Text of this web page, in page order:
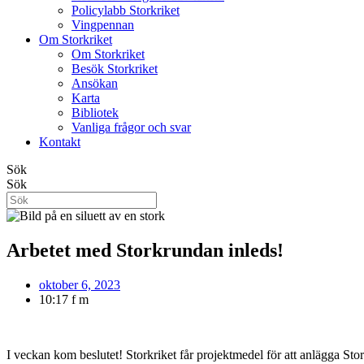
Policylabb Storkriket
Vingpennan
Om Storkriket
Om Storkriket
Besök Storkriket
Ansökan
Karta
Bibliotek
Vanliga frågor och svar
Kontakt
Sök
Sök
Arbetet med Storkrundan inleds!
oktober 6, 2023
10:17 f m
I veckan kom beslutet! Storkriket får projektmedel för att anlägga